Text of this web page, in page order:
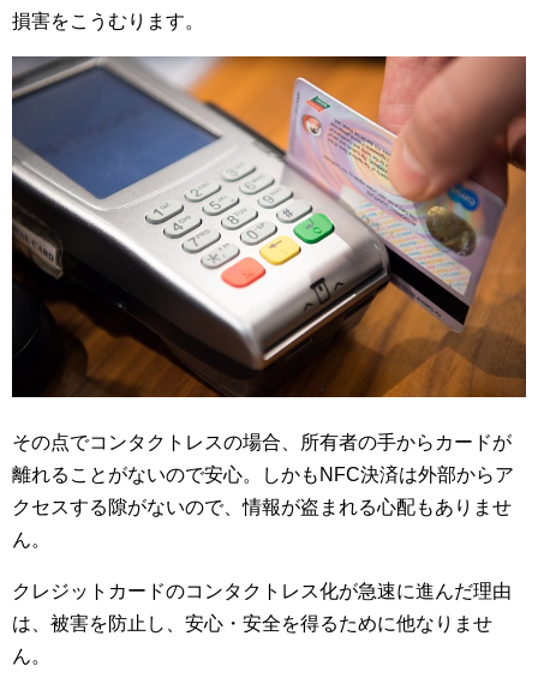
損害をこうむります。
その点でコンタクトレスの場合、所有者の手からカードが
離れることがないので安心。しかもNFC決済は外部からア
クセスする隙がないので、情報が盗まれる心配もありませ
ん。
クレジットカードのコンタクトレス化が急速に進んだ理由
は、被害を防止し、安心・安全を得るために他なりませ
ん。